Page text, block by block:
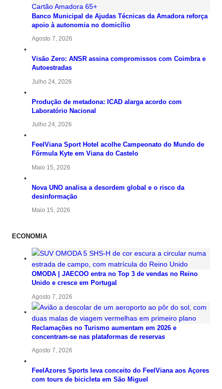
Banco Municipal de Ajudas Técnicas da Amadora reforça
apoio à autonomia no domicílio
Agosto 7, 2026
Visão Zero: ANSR assina compromissos com Coimbra e
Autoestradas
Julho 24, 2026
Produção de metadona: ICAD alarga acordo com
Laboratório Nacional
Julho 24, 2026
FeelViana Sport Hotel acolhe Campeonato do Mundo de
Fórmula Kyte em Viana do Castelo
Maio 15, 2026
Nova UNO analisa a desordem global e o risco da
desinformação
Maio 15, 2026
ECONOMIA
OMODA | JAECOO entra no Top 3 de vendas no Reino
Unido e cresce em Portugal
Agosto 7, 2026
Reclamações no Turismo aumentam em 2026 e
concentram-se nas plataformas de reservas
Agosto 7, 2026
FeelAzores Sports leva conceito do FeelViana aos Açores
com tours de bicicleta em São Miguel